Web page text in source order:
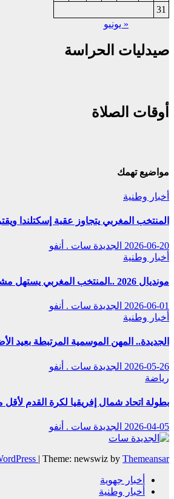
31
« يونيو
صيدليات الحراسة
أوقات الصلاة
مواضيع تهمك
أخبار وطنية
المنتخب المغربي يتجاوز عقبة إسكتلندا
2026-06-20 الجديدة سات . أنفو
أخبار وطنية
مونديال 2026 ..المنتخب المغربي يستهل مشواره بنتيجة التعادل (1-1 )مع نظيره البرازيلي
2026-06-01 الجديدة سات . أنفو
أخبار وطنية
الجديدة.. المهن الموسمية المرتبطة بعيد
2026-05-26 الجديدة سات . أنفو
رياضة
بطولة اتحاد شمال إفريقيا لكرة القدم لأقل من 17 سنة ..المنتخب المغربي يحقق التتويج بالعلامة
2026-04-05 الجديدة سات . أنفو
| Theme: newswiz by Themeansar
أخبار جهوية
أخبار وطنية